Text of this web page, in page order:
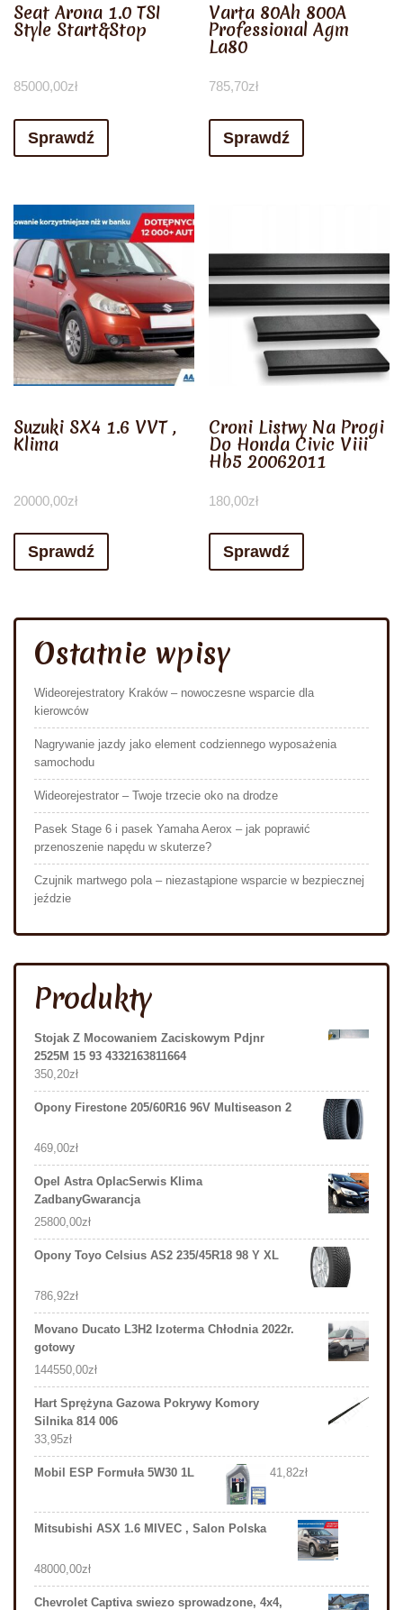
Seat Arona 1.0 TSI
Style Start&Stop
85000,00zł
Sprawdź
Varta 80Ah 800A
Professional Agm
La80
785,70zł
Sprawdź
Suzuki SX4 1.6 VVT ,
Klima
20000,00zł
Sprawdź
Croni Listwy Na Progi
Do Honda Civic Viii
Hb5 20062011
180,00zł
Sprawdź
Ostatnie wpisy
Wideorejestratory Kraków – nowoczesne wsparcie dla
kierowców
Nagrywanie jazdy jako element codziennego wyposażenia
samochodu
Wideorejestrator – Twoje trzecie oko na drodze
Pasek Stage 6 i pasek Yamaha Aerox – jak poprawić
przenoszenie napędu w skuterze?
Czujnik martwego pola – niezastąpione wsparcie w bezpiecznej
jeździe
Produkty
Stojak Z Mocowaniem Zaciskowym Pdjnr
2525M 15 93 4332163811664
350,20zł
Opony Firestone 205/60R16 96V Multiseason 2
469,00zł
Opel Astra OplacSerwis Klima
ZadbanyGwarancja
25800,00zł
Opony Toyo Celsius AS2 235/45R18 98 Y XL
786,92zł
Movano Ducato L3H2 Izoterma Chłodnia 2022r.
gotowy
144550,00zł
Hart Sprężyna Gazowa Pokrywy Komory
Silnika 814 006
33,95zł
Mobil ESP Formuła 5W30 1L 41,82zł
Mitsubishi ASX 1.6 MIVEC , Salon Polska
48000,00zł
Chevrolet Captiva swiezo sprowadzone, 4x4,